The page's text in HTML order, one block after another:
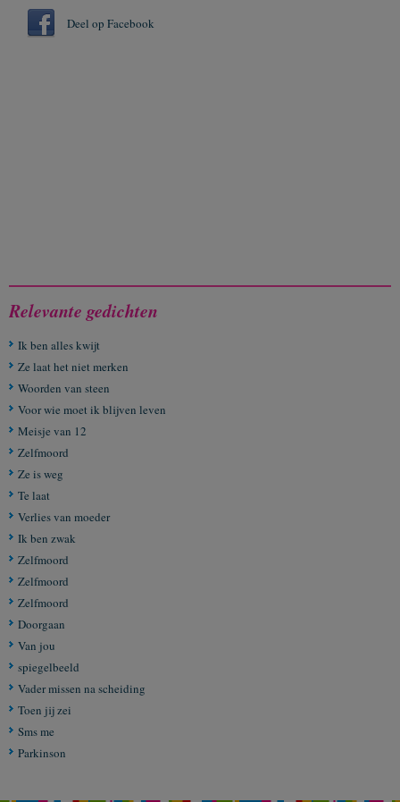
Deel op Facebook
Relevante gedichten
Ik ben alles kwijt
Ze laat het niet merken
Woorden van steen
Voor wie moet ik blijven leven
Meisje van 12
Zelfmoord
Ze is weg
Te laat
Verlies van moeder
Ik ben zwak
Zelfmoord
Zelfmoord
Zelfmoord
Doorgaan
Van jou
spiegelbeeld
Vader missen na scheiding
Toen jij zei
Sms me
Parkinson